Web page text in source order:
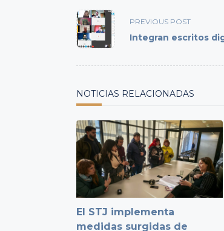
<span
class="nav-
subtitle
PREVIOUS POST
Integran escritos
NOTICIAS RELACIONADAS
El STJ implementa
medidas surgidas de